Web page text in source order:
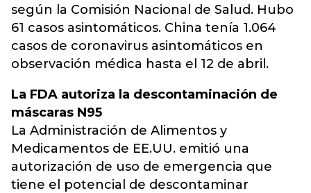
según la Comisión Nacional de Salud. Hubo
61 casos asintomáticos. China tenía 1.064
casos de coronavirus asintomáticos en
observación médica hasta el 12 de abril.
La FDA autoriza la descontaminación de
máscaras N95
La Administración de Alimentos y
Medicamentos de EE.UU. emitió una
autorización de uso de emergencia que
tiene el potencial de descontaminar